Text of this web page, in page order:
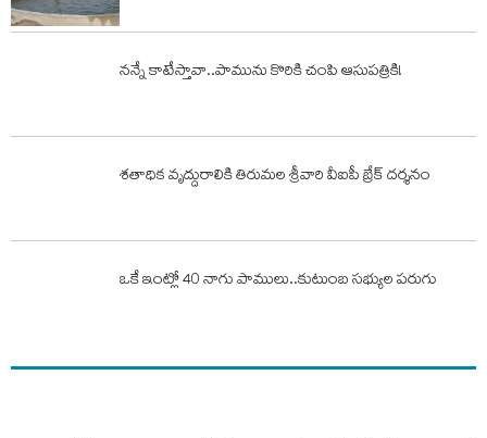
నన్నే కాటేస్తావా..పామును కొరికి చంపి ఆసుపత్రికి!
శతాధిక వృద్దురాలికి తిరుమల శ్రీవారి వీఐపీ బ్రేక్ దర్శనం
ఒకే ఇంట్లో 40 నాగు పాములు..కుటుంబ సభ్యుల పరుగు